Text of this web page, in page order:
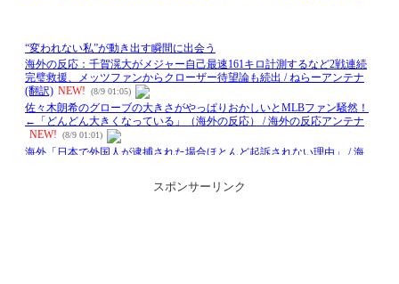
スポンサーリンク